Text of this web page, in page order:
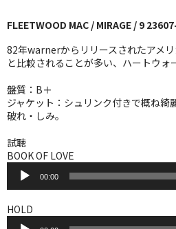
J-POP
ROCK
FOLK,SSW
WORLD
その他
7INC
レア盤（1万円以上）
FLEETWOOD MAC / MIRAGE / 9
82年warnerからリリースされたアメリ
と比較されることが多い、ハートウォ
盤質：B＋
ジャケット：シュリンク付きで概ね綺
破れ・しみ。
試聴
BOOK OF LOVE
プ
レ
ー
00:00
HOLD